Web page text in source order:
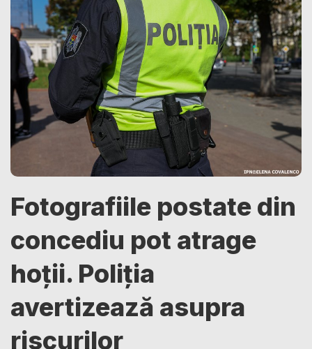
Fotografiile postate din
concediu pot atrage
hoții. Poliția
avertizează asupra
riscurilor